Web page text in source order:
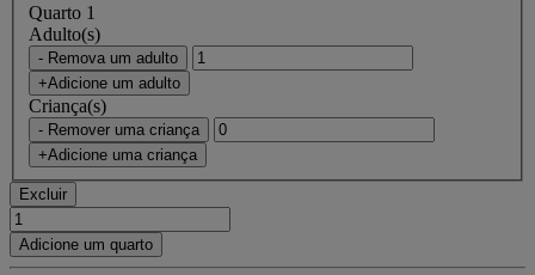
Quarto 1
Adulto(s)
- Remova um adulto
+Adicione um adulto
Criança(s)
- Remover uma criança
+Adicione uma criança
Excluir
Adicione um quarto